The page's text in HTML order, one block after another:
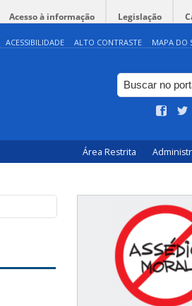
Acesso à informação Legislação
ACESSIBILIDADE ALTO CONTRASTE MAPA DO
Área Restrita